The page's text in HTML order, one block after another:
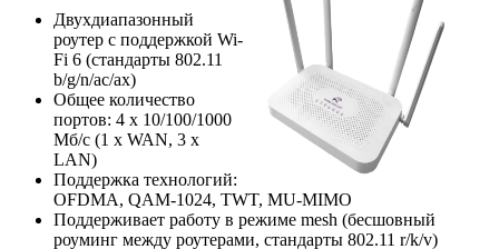
Двухдиапазонный
роутер с поддержкой Wi-
Fi 6 (стандарты 802.11
b/g/n/ac/ax)
Общее количество
портов: 4 х 10/100/1000
Мб/с (1 x WAN, 3 x
LAN)
Поддержка технологий:
OFDMA, QAM-1024, TWT, MU-MIMO
Поддерживает работу в режиме mesh (бесшовный
роуминг между роутерами, стандарты 802.11 r/k/v)